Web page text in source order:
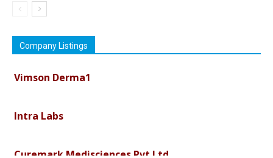
Company Listings
Vimson Derma1
Intra Labs
Curemark Medisciences Pvt Ltd